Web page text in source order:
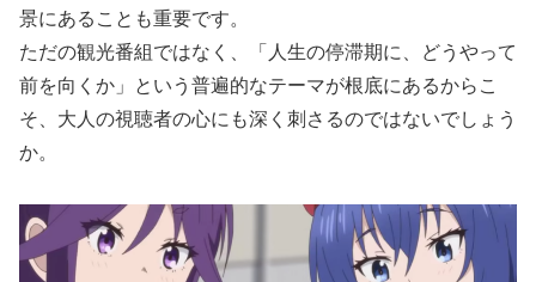
景にあることも重要です。
ただの観光番組ではなく、「人生の停滞期に、どうやって
前を向くか」という普遍的なテーマが根底にあるからこ
そ、大人の視聴者の心にも深く刺さるのではないでしょう
か。